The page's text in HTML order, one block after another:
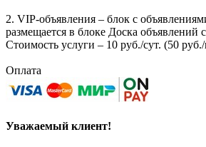
2. VIP-объявления – блок с
размещается в блоке Доска объявлений
Стоимость услуги – 10 руб./сут. (50
Оплата
Уважаемый клиент!